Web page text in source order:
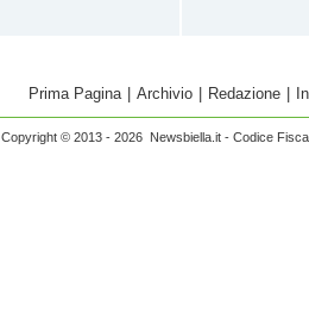
Prima Pagina Archivio Redazione
Copyright © 2013 - 2026 Newsbiella.it - Codice